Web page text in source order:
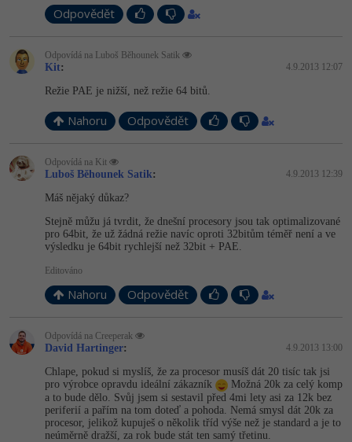
Více
Fórum
Sítě
Kybernetická bezpečnost
Elektronický podpis
Fórum
Odpovědět
Odpovídá na Luboš Běhounek Satik
Kit: 4.9.2013 12:07
Režie PAE je nižší, než režie 64 bitů.
Nahoru Odpovědět
Odpovídá na Kit
Luboš Běhounek Satik: 4.9.2013 12:39
Máš nějaký důkaz?
Stejně můžu já tvrdit, že dnešní procesory jsou tak optimalizované
pro 64bit, že už žádná režie navíc oproti 32bitům téměř není a ve
výsledku je 64bit rychlejší než 32bit + PAE.
Editováno
Nahoru Odpovědět
Odpovídá na Creeperak
David Hartinger: 4.9.2013 13:00
Chlape, pokud si myslíš, že za procesor musíš dát 20 tisíc tak jsi
pro výrobce opravdu ideální zákazník
Možná 20k za celý komp
a to bude dělo. Svůj jsem si sestavil před 4mi lety asi za 12k bez
periferií a pařím na tom doteď a pohoda. Nemá smysl dát 20k za
procesor, jelikož kupuješ o několik tříd výše než je standard a je to
neúměrně dražší, za rok bude stát ten samý třetinu.